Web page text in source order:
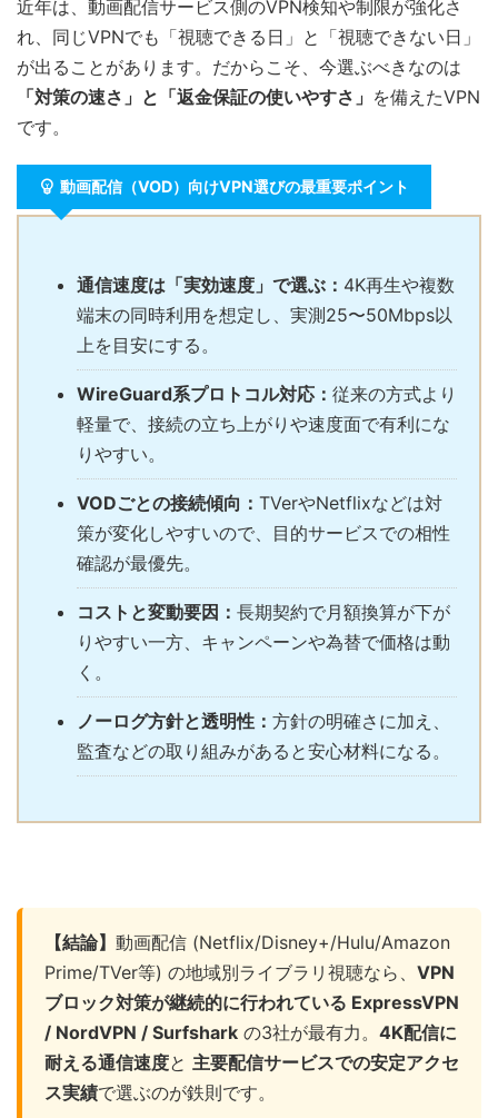
近年は、動画配信サービス側のVPN検知や制限が強化さ
れ、同じVPNでも「視聴できる日」と「視聴できない日」
が出ることがあります。だからこそ、今選ぶべきなのは
「対策の速さ」と「返金保証の使いやすさ」 を備えたVPN
です。
動画配信（VOD）向けVPN選びの最重要ポイント
通信速度は「実効速度」で選ぶ： 4K再生や複数
端末の同時利用を想定し、実測25〜50Mbps以
上を目安にする。
WireGuard系プロトコル対応： 従来の方式より
軽量で、接続の立ち上がりや速度面で有利にな
りやすい。
VODごとの接続傾向： TVerやNetflixなどは対
策が変化しやすいので、目的サービスでの相性
確認が最優先。
コストと変動要因： 長期契約で月額換算が下が
りやすい一方、キャンペーンや為替で価格は動
く。
ノーログ方針と透明性： 方針の明確さに加え、
監査などの取り組みがあると安心材料になる。
【結論】 動画配信 (Netflix/Disney+/Hulu/Amazon
Prime/TVer等) の地域別ライブラリ視聴なら、 VPN
ブロック対策が継続的に行われている ExpressVPN
/ NordVPN / Surfshark の3社が最有力。 4K配信に
耐える通信速度と 主要配信サービスでの安定アクセ
ス実績で選ぶのが鉄則です。